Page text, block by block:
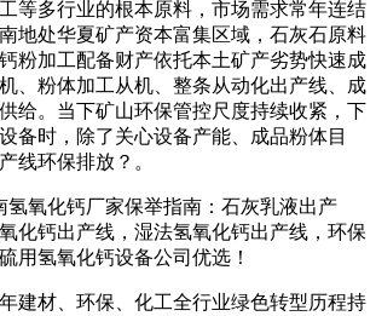
等多行业的根本原料，市场需求常年连结
地处华夏矿产资本富集区域，石灰石原料
粉加工配备财产依托本土矿产劣势快速成
、粉体加工从机、整条从动化出产线、成
给。当下矿山环保管控尺度持续收紧，下
备时，除了关心设备产能、成品粉体目
线环保排放？。
氧化钙厂家保举指南：石灰乳液出产
化钙出产线，湿法氢氧化钙出产线，环保
用氢氧化钙设备公司优选！
材、环保、化工全行业绿色转型历程持